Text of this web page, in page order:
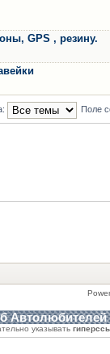
GPS , резину.
Поле
Автолюбителей
указывать